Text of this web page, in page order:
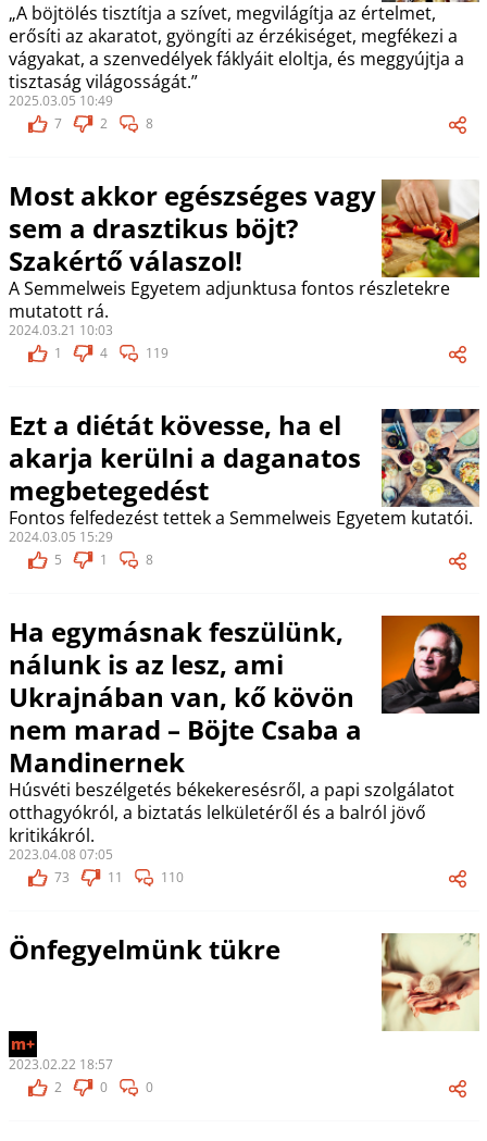
„A böjtölés tisztítja a szívet, megvilágítja az értelmet,
erősíti az akaratot, gyöngíti az érzékiséget, megfékezi a
vágyakat, a szenvedélyek fáklyáit eloltja, és meggyújtja a
tisztaság világosságát.”
2025.03.05 10:49
7
2 8
Most akkor egészséges vagy
sem a drasztikus böjt?
Szakértő válaszol!
A Semmelweis Egyetem adjunktusa fontos részletekre
mutatott rá.
2024.03.21 10:03
1
4 119
Ezt a diétát kövesse, ha el
akarja kerülni a daganatos
megbetegedést
Fontos felfedezést tettek a Semmelweis Egyetem kutatói.
2024.03.05 15:29
5
1 8
Ha egymásnak feszülünk,
nálunk is az lesz, ami
Ukrajnában van, kő kövön
nem marad – Böjte Csaba a
Mandinernek
Húsvéti beszélgetés békekeresésről, a papi szolgálatot
otthagyókról, a biztatás lelkületéről és a balról jövő
kritikákról.
2023.04.08 07:05
73
11 110
Önfegyelmünk tükre
m+
2023.02.22 18:57
2
0 0